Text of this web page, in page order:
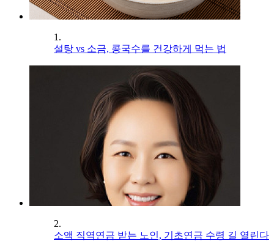
1.
설탕 vs 소금, 콩국수를 건강하게 먹는 법
2.
소액 직역연금 받는 노인, 기초연금 수령 길 열린다